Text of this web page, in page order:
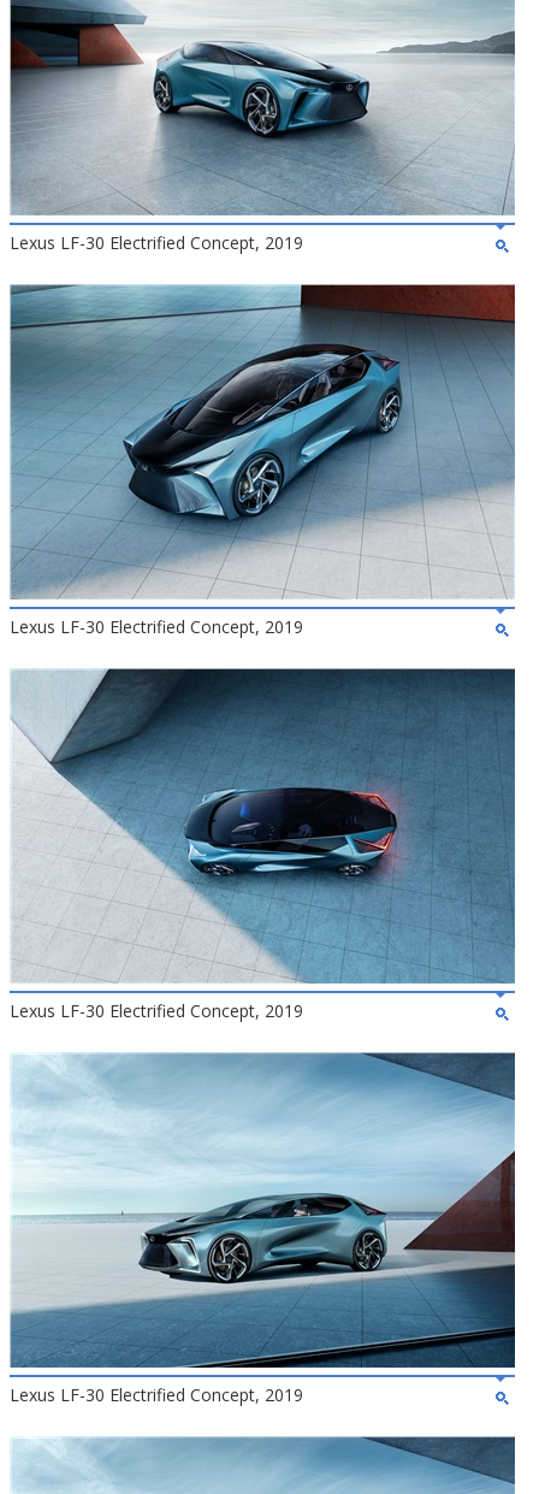
Lexus LF-30 Electrified Concept, 2019
Lexus LF-30 Electrified Concept, 2019
Lexus LF-30 Electrified Concept, 2019
Lexus LF-30 Electrified Concept, 2019